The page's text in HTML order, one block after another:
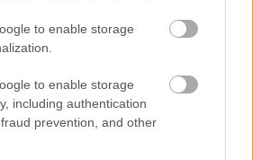
to enable storage
to enable storage
including authentication
prevention, and other